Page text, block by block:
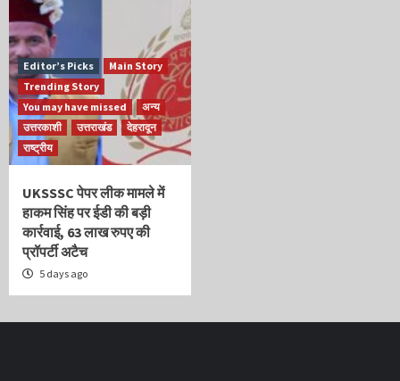
Editor’s Picks
Main Story
Trending Story
You may have missed
अन्य
उत्तरकाशी
उत्तराखंड
देहरादून
राष्ट्रीय
UKSSSC पेपर लीक मामले में
हाकम सिंह पर ईडी की बड़ी
कार्रवाई, 63 लाख रुपए की
प्रॉपर्टी अटैच
5 days ago